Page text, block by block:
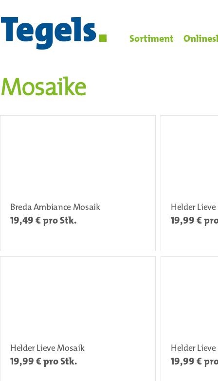
Sortiment
Mosaike
Breda Ambiance Mosaik
19,49 € pro Stk.
Helder
19,99 €
Helder Lieve Mosaik
19,99 € pro Stk.
Helder
19,99 €